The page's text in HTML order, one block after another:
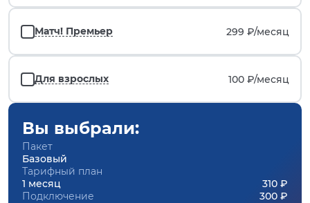
Матч! Премьер 299 ₽/месяц
Для взрослых 100 ₽/месяц
Вы выбрали:
Пакет
Базовый
Тарифный план
1 месяц
310 ₽
Подключение
300 ₽